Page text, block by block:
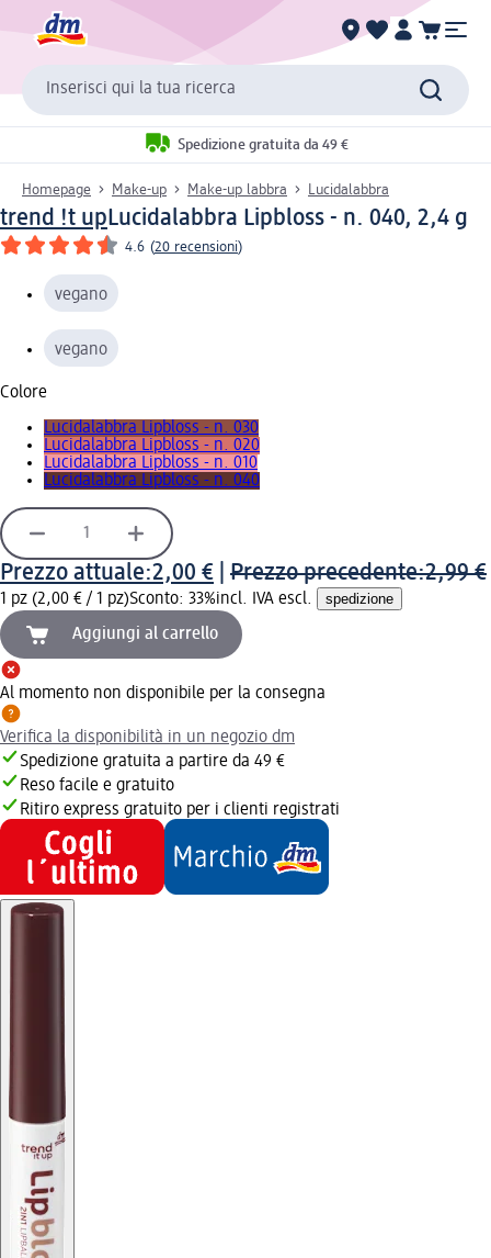
Inserisci qui la tua ricerca
Spedizione gratuita da 49 €
Homepage Make-up Make-up labbra Lucidalabbra
trend !t upLucidalabbra Lipbloss - n. 040, 2,4 g
4.6 (20 recensioni)
vegano
vegano
Colore
Lucidalabbra Lipbloss - n. 030
Lucidalabbra Lipbloss - n. 020
Lucidalabbra Lipbloss - n. 010
Lucidalabbra Lipbloss - n. 040
Prezzo attuale:2,00 € Prezzo precedente:2,99 €
1 pz (2,00 € / 1 pz)Sconto: 33%incl. IVA escl. spedizione
Aggiungi al carrello
Al momento non disponibile per la consegna
Verifica la disponibilità in un negozio dm
Spedizione gratuita a partire da 49 €
Reso facile e gratuito
Ritiro express gratuito per i clienti registrati